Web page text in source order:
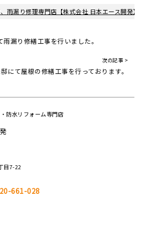
雨漏り修理専門店【株式会社 日本エース開発】
漏り修繕工事を行いました。
次の記事 >
にて屋根の修繕工事を行っております。
防水リフォーム専門店
目7-22
661-028